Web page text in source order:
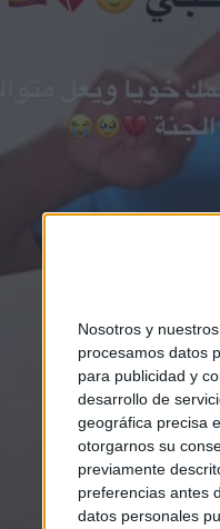
Nosotros y
procesamos datos
para publicidad y
desarrollo de
geográfica precisa
otorgarnos su
previamente
preferencias antes
datos personales